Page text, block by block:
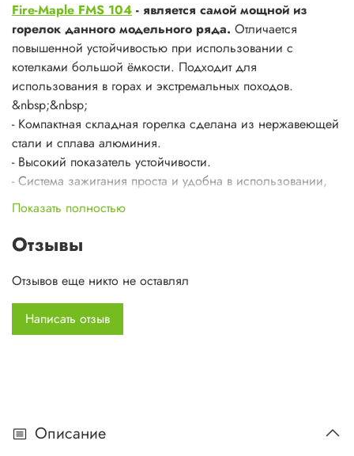
Fire-Maple FMS 104 - является самой мощной из
горелок данного модельного ряда. Отличается
повышенной устойчивостью при использовании с
котелками большой ёмкости. Подходит для
использования в горах и экстремальных походов.
&nbsp;&nbsp;
- Компактная складная горелка сделана из нержавеющей
стали и сплава алюминия.
- Высокий показатель устойчивости.
- Система зажигания проста и удобна в использовании,
понравится всем, кто часто использует горелки на
природе.
- Горелка складывается до минимальных размеров при
зоне опоры до 220 мм в разложенном виде.
- Горелка в раскрытом виде обеспечивает оптимальную
специальных желобов на лапках-держателях.&nbsp;
- Гибкий шланг обеспечивает удаленное подсоединение
- Используется с резьбовыми сменными картриджами
Показать полностью
Отзывы
Отзывов еще никто не оставлял
Написать отзыв
Описание